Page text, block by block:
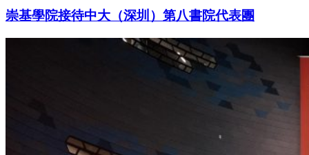
崇基學院接待中大（深圳）第八書院代表團